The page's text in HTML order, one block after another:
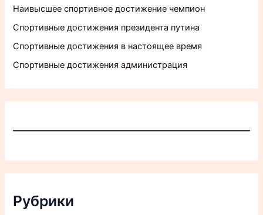
Наивысшее спортивное достижение чемпион
Спортивные достижения президента путина
Спортивные достижения в настоящее время
Спортивные достижения администрация
Рубрики